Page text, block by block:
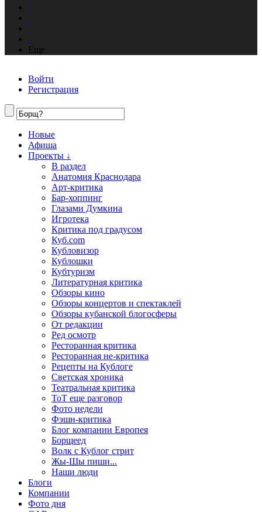
Еще
Войти
Регистрация
Новые
Афиша
Проекты ↓
В раздел
Анатомия Краснодара
Арт-критика
Бар-хоппинг
Глазами Думкина
Игротека
Критика под градусом
Куб.com
Кубловизор
Кублошки
Кубтуризм
Литературная критика
Обзоры кино
Обзоры концертов и спектаклей
Обзоры кубанской блогосферы
От редакции
Ред осмотр
Ресторанная критика
Ресторанная не-критика
Рецепты на Кублоге
Светская хроника
Театральная критика
ТоТ еще разговор
Фото недели
Фэшн-критика
Блог компании Европея
Борщеед
Волк с Кублог стрит
Жы-Шы пиши...
Наши люди
Блоги
Компании
Фото дня